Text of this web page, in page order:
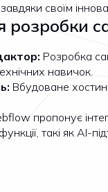
своїм
розробки
Розробка
навичок.
Вбудоване
пропонує
такі як AI-